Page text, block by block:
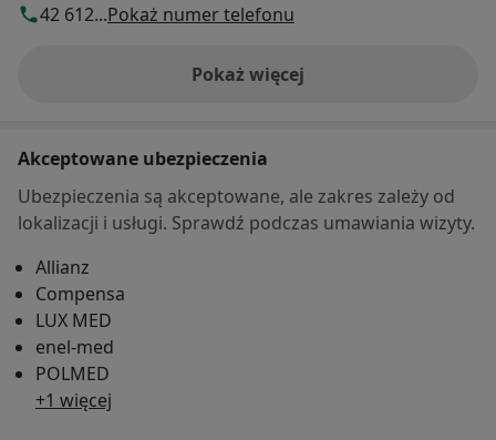
42 612...Pokaż numer telefonu
Pokaż więcej
o adresie
Akceptowane ubezpieczenia
Ubezpieczenia są akceptowane, ale zakres zależy od
lokalizacji i usługi. Sprawdź podczas umawiania wizyty.
Allianz
Compensa
LUX MED
enel-med
POLMED
+1 więcej